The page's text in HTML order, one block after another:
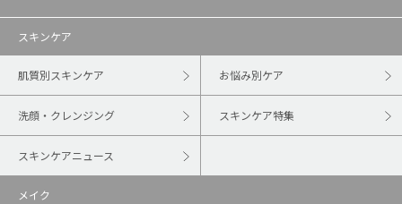
スキンケア
肌質別スキンケア お悩み別ケア
洗顔・クレンジング スキンケア特集
スキンケアニュース
メイク